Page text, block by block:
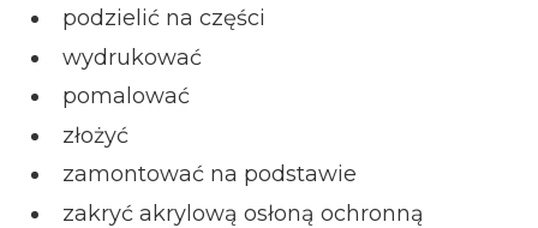
podzielić na części
wydrukować
pomalować
złożyć
zamontować na podstawie
zakryć akrylową osłoną ochronną